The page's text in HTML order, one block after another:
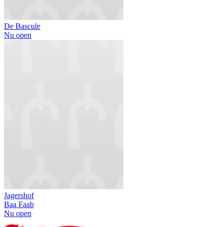
De Bascule
Nu open
Jagershof
Baa Faab
Nu open